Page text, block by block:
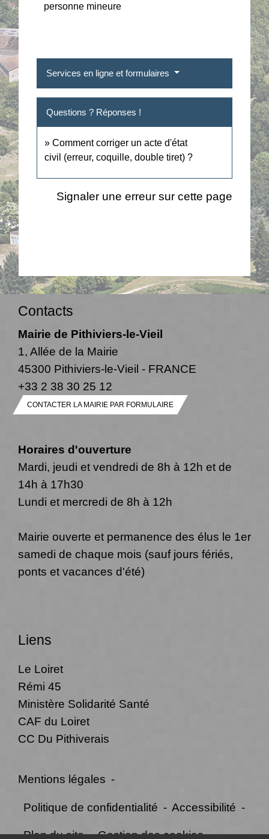
personne mineure
Services en ligne et formulaires
Questions ? Réponses !
Comment corriger un acte d'état
civil (erreur, coquille, double tiret) ?
Signaler une erreur sur cette page
Contacts
Mairie de Pithiviers-le-Vieil
1, Allée de la Mairie
45300 Pithiviers-le-Vieil - FRANCE
+33 2 38 30 25 12
CONTACTER LA MAIRIE PAR FORMULAIRE
Horaires d'ouverture
Mardi, jeudi et vendredi de 8h à 12h et de
14h à 17h30
Lundi et mercredi de 8h à 12h
Mairie ouverte et permanence des élus le 1er
samedi de chaque mois (sauf jours fériés,
ponts et vacances d'été)
Liens
Le Loiret
Rémi 45
Ministère Solidarité Santé
CAF du Loiret
CC Du Pithiverais
Mentions légales -
Politique de confidentialité - Accessibilité -
Plan du site - Gestion des cookies